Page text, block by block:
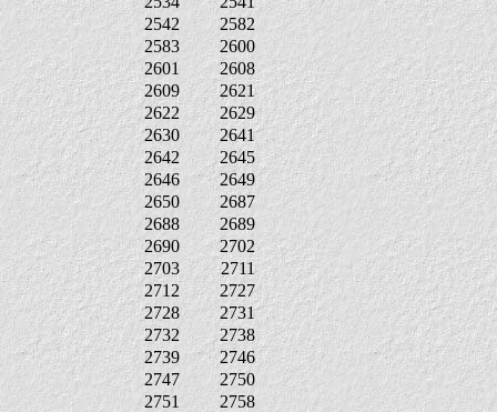
2542
2582
2583
2600
2601
2608
2609
2621
2622
2629
2630
2641
2642
2645
2646
2649
2650
2687
2688
2689
2690
2702
2703
2711
2712
2727
2728
2731
2732
2738
2739
2746
2747
2750
2751
2758